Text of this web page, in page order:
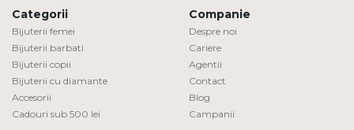
Categorii
Bijuterii femei
Bijuterii barbati
Bijuterii copii
Bijuterii cu diamante
Accesorii
Cadouri sub 500 lei
Companie
Despre noi
Cariere
Agentii
Contact
Blog
Campanii